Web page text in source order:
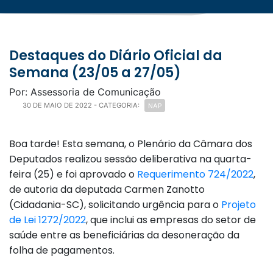
Destaques do Diário Oficial da
Semana (23/05 a 27/05)
Por: Assessoria de Comunicação
30 DE MAIO DE 2022 - CATEGORIA: NAP
Boa tarde! Esta semana, o Plenário da Câmara dos
Deputados realizou sessão deliberativa na quarta-
feira (25) e foi aprovado o Requerimento 724/2022,
de autoria da deputada Carmen Zanotto
(Cidadania-SC), solicitando urgência para o Projeto
de Lei 1272/2022, que inclui as empresas do setor de
saúde entre as beneficiárias da desoneração da
folha de pagamentos.